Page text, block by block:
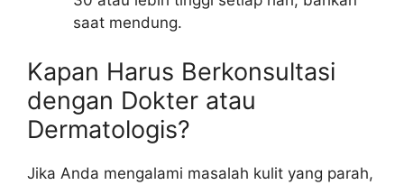
saat mendung.
Kapan Harus Berkonsultasi
dengan Dokter atau
Dermatologis?
Jika Anda mengalami masalah kulit yang parah,